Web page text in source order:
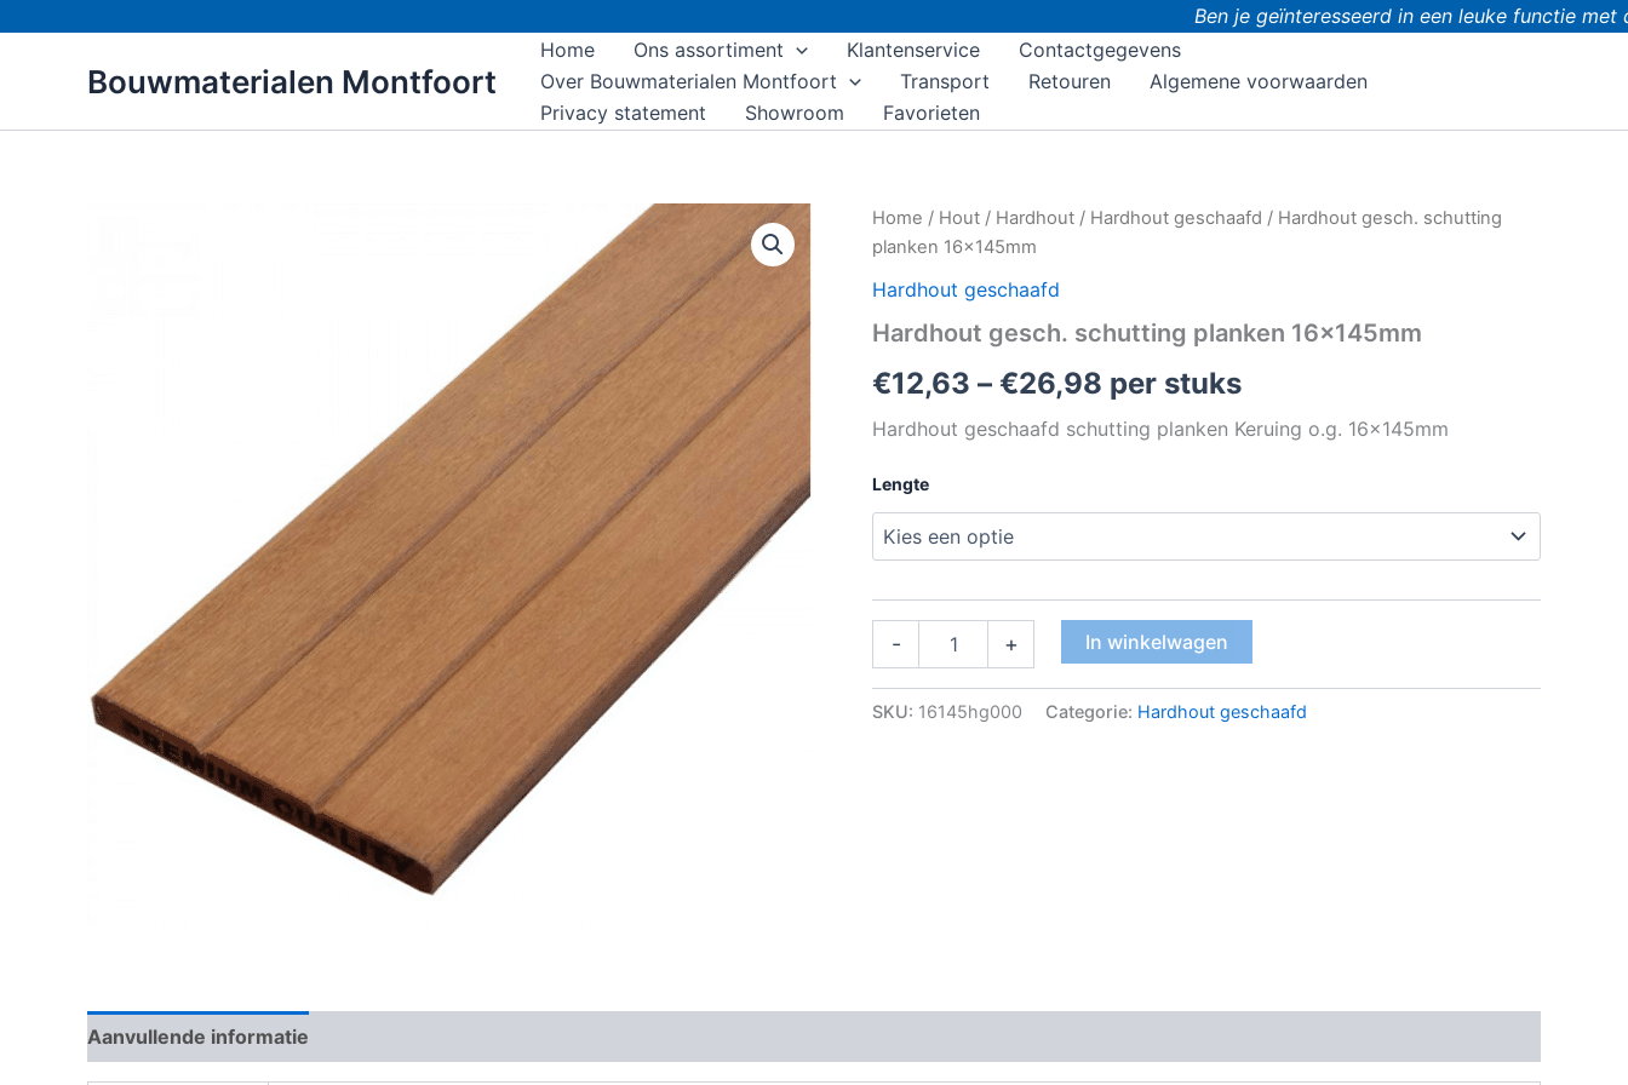
Ben je geïnteresseerd in een leuke functie met
Bouwmaterialen Montfoort
Home Ons assortiment Klantenservice
Contactgegevens
Over Bouwmaterialen Montfoort
Transport Retouren
Algemene voorwaarden
Privacy statement
Showroom Favorieten
Home / Hout / Hardhout / Hardhout geschaafd / Hardhout gesch. schutting
planken 16x145mm
Hardhout geschaafd
Hardhout gesch. schutting planken 16x145mm
€12,63 – €26,98 per stuks
Hardhout geschaafd schutting planken Keruing o.g. 16x145mm
Lengte
-
Hardhout
gesch.
schutting
planken
aantal
+ In winkelwagen
SKU: 16145hg000 Categorie: Hardhout geschaafd
Aanvullende informatie